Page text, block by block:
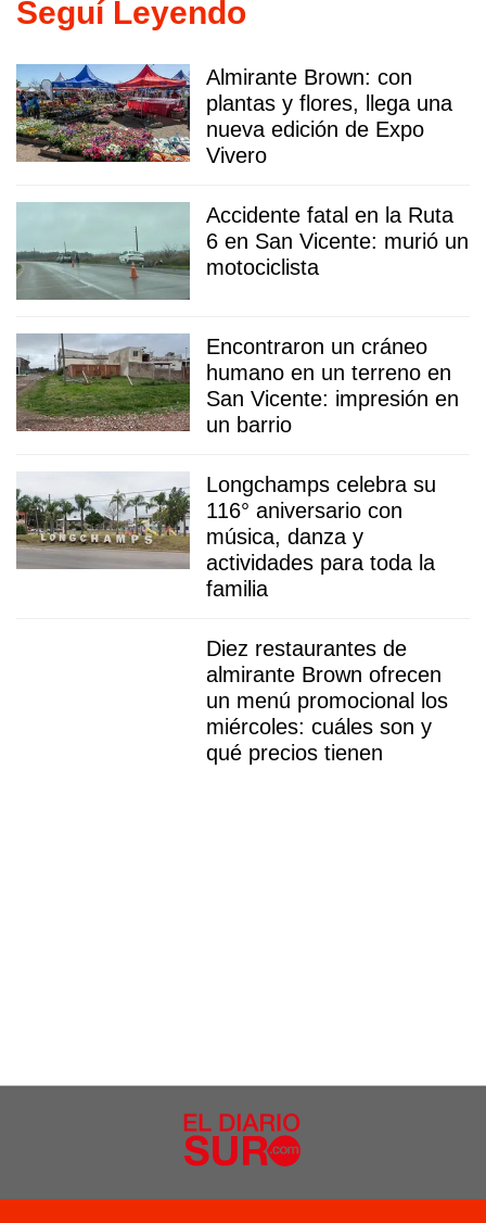
Seguí Leyendo
Almirante Brown: con
plantas y flores, llega una
nueva edición de Expo
Vivero
Accidente fatal en la Ruta
6 en San Vicente: murió un
motociclista
Encontraron un cráneo
humano en un terreno en
San Vicente: impresión en
un barrio
Longchamps celebra su
116° aniversario con
música, danza y
actividades para toda la
familia
Diez restaurantes de
almirante Brown ofrecen
un menú promocional los
miércoles: cuáles son y
qué precios tienen